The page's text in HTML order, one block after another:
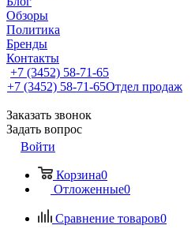
Обзоры
Политика
Бренды
Контакты
+7 (3452) 58-71-65
+7 (3452) 58-71-65Отдел продаж
Заказать звонок
Задать вопрос
Войти
Корзина0
Отложенные0
Сравнение товаров0